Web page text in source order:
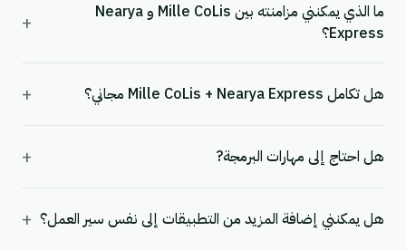
ما الذي يمكنني مزامنته بين Mille CoLis و Nearya
Express؟
+
هل تكامل Mille CoLis + Nearya Express مجاني؟ +
هل احتاج إلى مهارات البرمجة? +
هل يمكنني إضافة المزيد من التطبيقات إلى نفس سير العمل؟ +